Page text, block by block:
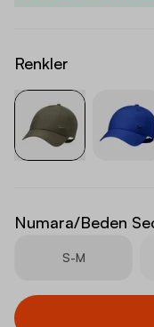
Renkler
Numara/Beden
S-M